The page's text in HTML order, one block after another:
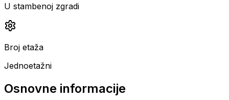
U stambenoj zgradi
Broj etaža
Jednoetažni
Osnovne informacije